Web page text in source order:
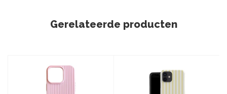
Gerelateerde producten